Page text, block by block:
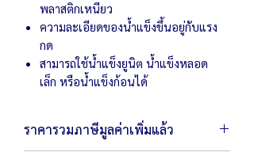
พลาสติกเหนียว
ความละเอียดของน้ำแข็งขึ้นอยู่กับแรง
กด
สามารถใช้น้ำแข็งยูนิต น้ำแข็งหลอด
เล็ก หรือน้ำแข็งก้อนได้
ราคารวมภาษีมูลค่าเพิ่มแล้ว